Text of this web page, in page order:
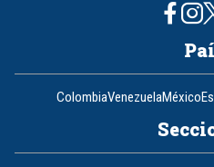
ColombiaVenezuelaMéxico